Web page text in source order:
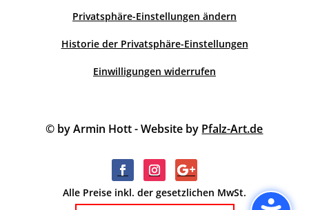
Privatsphäre-Einstellungen ändern
Historie der Privatsphäre-Einstellungen
Einwilligungen widerrufen
© by Armin Hott - Website by Pfalz-Art.de
Alle Preise inkl. der gesetzlichen MwSt.